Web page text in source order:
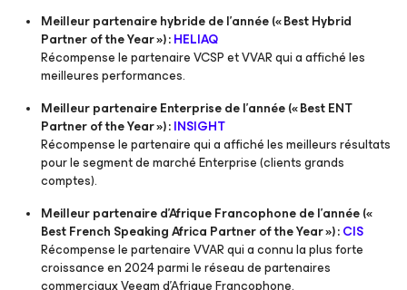
Meilleur partenaire hybride de l’année (« Best Hybrid
Partner of the Year ») :HELIAQ
Récompense le partenaire VCSP et VVAR qui a affiché les
meilleures performances.
Meilleur partenaire Enterprise de l’année (« Best ENT
Partner of the Year ») :INSIGHT
Récompense le partenaire qui a affiché les meilleurs résultats
pour le segment de marché Enterprise (clients grands
comptes).
Meilleur partenaire d’Afrique Francophone de l’année («
Best French Speaking Africa Partner of the Year ») :CIS
Récompense le partenaire VVAR qui a connu la plus forte
croissance en 2024 parmi le réseau de partenaires